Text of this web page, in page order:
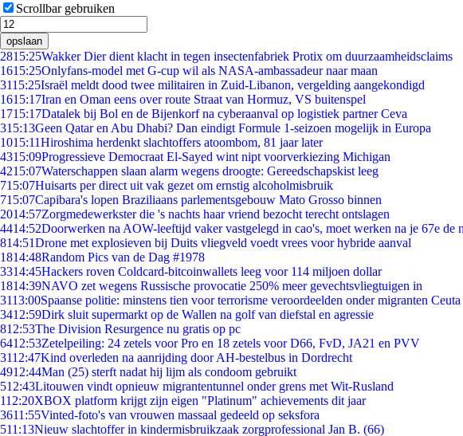
Scrollbar gebruiken
opslaan
2815:25Wakker Dier dient klacht in tegen insectenfabriek Protix om duurzaamheidsclaims
1615:25Onlyfans-model met G-cup wil als NASA-ambassadeur naar maan
3115:25Israël meldt dood twee militairen in Zuid-Libanon, vergelding aangekondigd
1615:17Iran en Oman eens over route Straat van Hormuz, VS buitenspel
1715:17Datalek bij Bol en de Bijenkorf na cyberaanval op logistiek partner Ceva
315:13Geen Qatar en Abu Dhabi? Dan eindigt Formule 1-seizoen mogelijk in Europa
1015:11Hiroshima herdenkt slachtoffers atoombom, 81 jaar later
4315:09Progressieve Democraat El-Sayed wint nipt voorverkiezing Michigan
4215:07Waterschappen slaan alarm wegens droogte: Gereedschapskist leeg
715:07Huisarts per direct uit vak gezet om ernstig alcoholmisbruik
715:07Capibara's lopen Braziliaans parlementsgebouw Mato Grosso binnen
2014:57Zorgmedewerkster die 's nachts haar vriend bezocht terecht ontslagen
4414:52Doorwerken na AOW-leeftijd vaker vastgelegd in cao's, moet werken na je 67e de
814:51Drone met explosieven bij Duits vliegveld voedt vrees voor hybride aanval
1814:48Random Pics van de Dag #1978
3314:45Hackers roven Coldcard-bitcoinwallets leeg voor 114 miljoen dollar
1814:39NAVO zet wegens Russische provocatie 250% meer gevechtsvliegtuigen in
3113:00Spaanse politie: minstens tien voor terrorisme veroordeelden onder migranten Ceuta
3412:59Dirk sluit supermarkt op de Wallen na golf van diefstal en agressie
812:53The Division Resurgence nu gratis op pc
6412:53Zetelpeiling: 24 zetels voor Pro en 18 zetels voor D66, FvD, JA21 en PVV
3112:47Kind overleden na aanrijding door AH-bestelbus in Dordrecht
4912:44Man (25) sterft nadat hij lijm als condoom gebruikt
512:43Litouwen vindt opnieuw migrantentunnel onder grens met Wit-Rusland
112:20XBOX platform krijgt zijn eigen "Platinum" achievements dit jaar
3611:55Vinted-foto's van vrouwen massaal gedeeld op seksfora
511:13Nieuw slachtoffer in kindermisbruikzaak zorgprofessional Jan B. (66)